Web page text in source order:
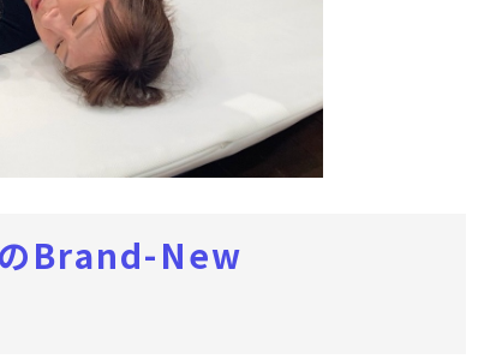
Brand-New